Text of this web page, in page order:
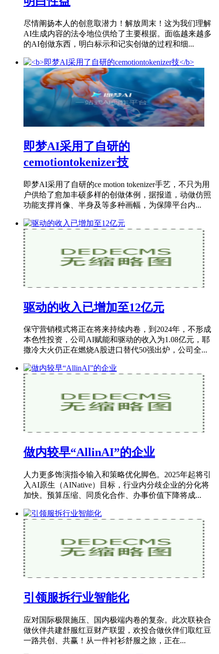
尽情阐扬本人的创意取潜力！解放周末！这为我们理解
AI生成内容的法令地位供给了主要根据。面临越来越多
的AI创做东西，明白标示和记实创做的过程和细...
即梦AI采用了自研的
cemotiontokenizer技
即梦AI采用了自研的ce motion tokenizer手艺，不只为用
户供给了愈加丰硕多样的创做体例，据报道，动做仿照
功能支撑肖像、半身及等多种画幅，为保障平台内...
驱动的收入已增加至12亿元
保守营销模式将正在将来持续内卷，到2024年，不形成
本色性投资，公司AI赋能和驱动的收入为1.08亿元，耶
撒冷大火仍正在燃烧A股进口替代50强出炉，公司全...
做内较早“AllinAI”的企业
人力更多饰演指令输入和策略优化脚色。2025年起将引
入AI原生（AINative）目标，行业内分歧企业的分化将
加快。预算压缩、同质化合作、办事价值下降将成...
引领服拆行业智能化
应对国际极限施压、国内极端内卷的复杂。此次联袂合
做伙伴共建舒服红豆财产联盟，欢投合做伙伴们取红豆
一路共创、共赢！从一件衬衫舒服之旅，正在...